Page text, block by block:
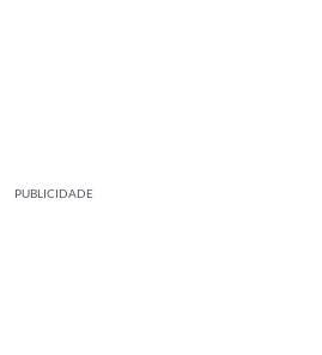
PUBLICIDADE